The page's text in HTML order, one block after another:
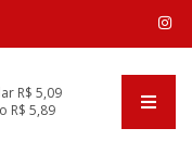
R$ 5,09
R$ 5,89